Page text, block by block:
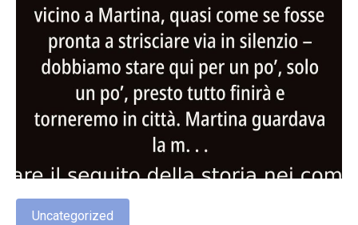
Uncategorized